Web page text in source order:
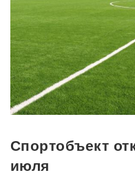
Спортобъект
июля